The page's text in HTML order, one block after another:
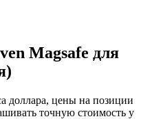
Magsafe для
доллара, цены на позиции
точную стоимость у